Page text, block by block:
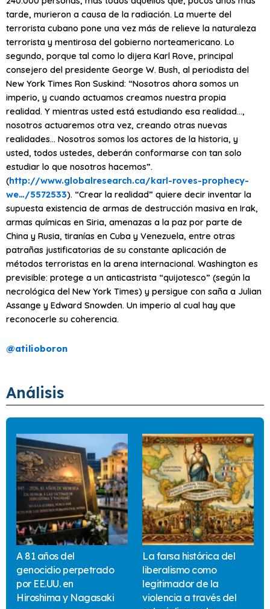
tarde, murieron a causa de la radiación. La muerte del
terrorista cubano pone una vez más de relieve la naturaleza
terrorista y mentirosa del gobierno norteamericano. Lo
segundo, porque tal como lo dijera Karl Rove, principal
consejero del presidente George W. Bush, al periodista del
New York Times Ron Suskind: “Nosotros ahora somos un
imperio, y cuando actuamos creamos nuestra propia
realidad. Y mientras usted está estudiando esa realidad…,
nosotros actuaremos otra vez, creando otras nuevas
realidades… Nosotros somos los actores de la historia, y
usted, todos ustedes, deberán conformarse con tan solo
estudiar lo que nosotros hacemos”.
(http://www.globalresearch.ca/karl-roves-prophecy-
we…/5572533). “Crear la realidad” quiere decir inventar la
supuesta existencia de armas de destrucción masiva en Irak,
armas químicas en Siria, amenazas a la paz por parte de
China y Rusia, tiranías en Cuba y Venezuela, entre otras
patrañas justificatorias de su constante aplicación de
métodos terroristas en la arena internacional. Washington es
previsible: protege a un anticastrista “quijotesco” (según la
necrológica del New York Times) y persigue con saña a Julian
Assange y Edward Snowden. Un imperio al cual hay que
reconocerle su coherencia.
@atilioboron
Análisis
A 81 años del
genocidio perpetrado
por EE.UU. en
Hiroshima y Nagasaki
La farsa histórica del
liberalismo como
legitimador de la
violencia a través del